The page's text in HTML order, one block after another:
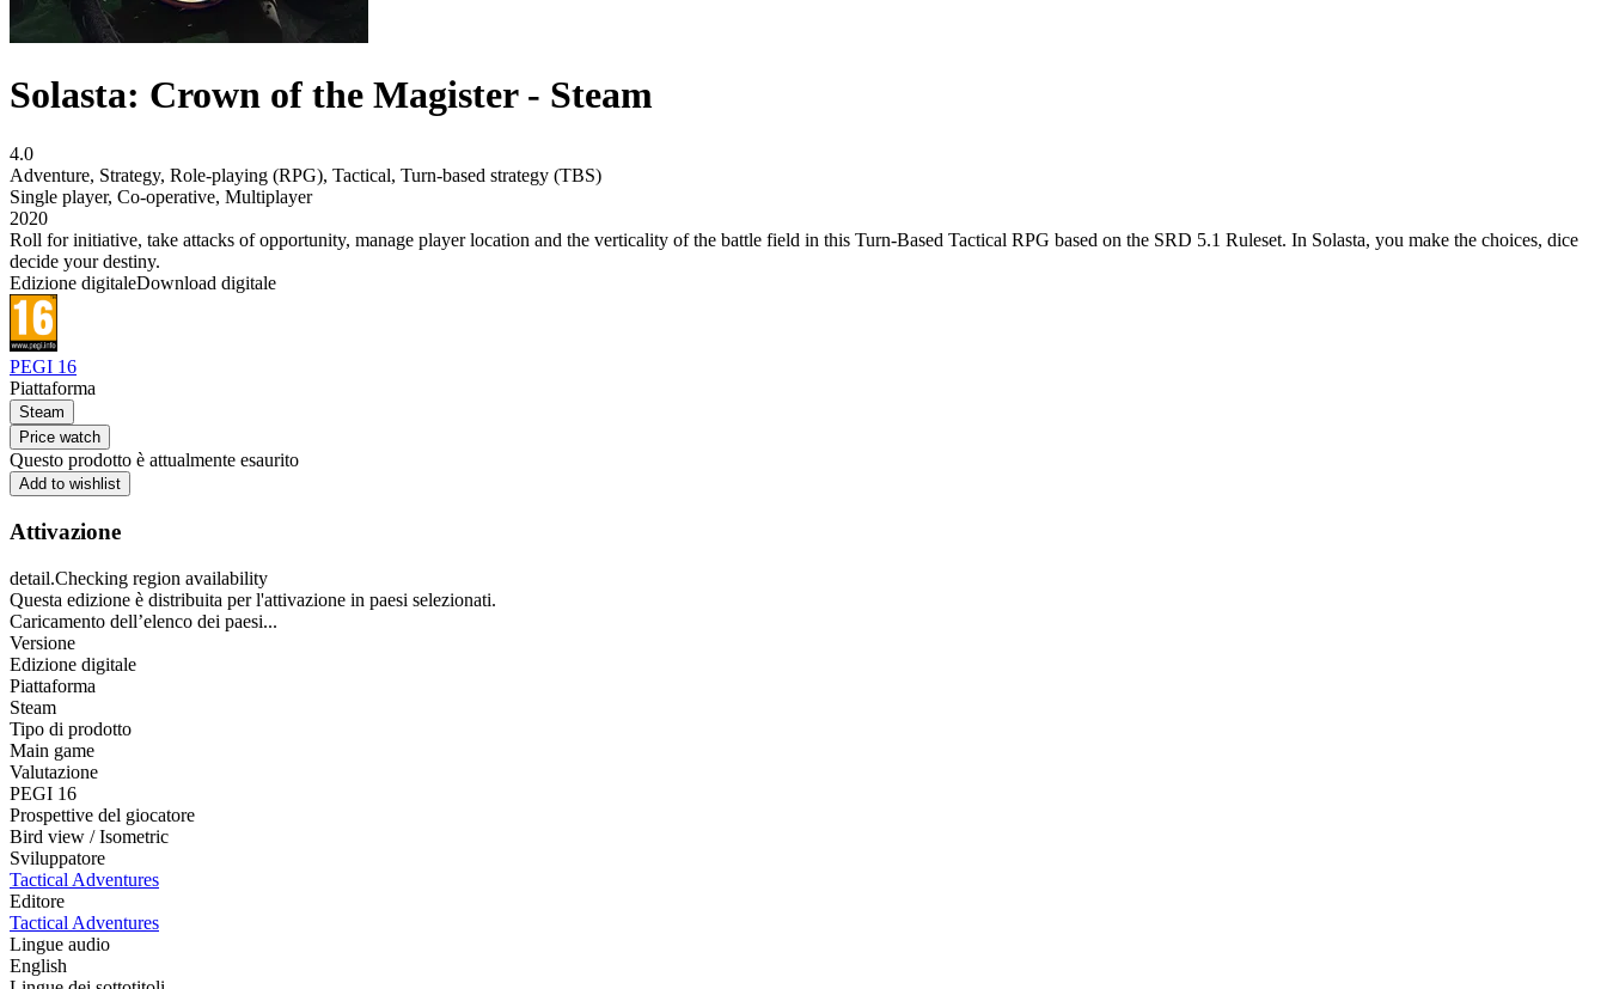
Solasta: Crown of the Magister - Steam
4.0
Adventure, Strategy, Role-playing (RPG), Tactical, Turn-based strategy (TBS)
Single player, Co-operative, Multiplayer
2020
Roll for initiative, take attacks of opportunity, manage player location and the verticality of the battle field in this Turn-Based Tactical RPG based on the SRD 5.1 Ruleset. In Solasta, you make the choices, dice
decide your destiny.
Edizione digitaleDownload digitale
PEGI 16
Piattaforma
Steam
Price watch
Questo prodotto è attualmente esaurito
Add to wishlist
Attivazione
detail.Checking region availability
Questa edizione è distribuita per l'attivazione in paesi selezionati.
Caricamento dell’elenco dei paesi...
Versione
Edizione digitale
Piattaforma
Steam
Tipo di prodotto
Main game
Valutazione
PEGI 16
Prospettive del giocatore
Bird view / Isometric
Sviluppatore
Tactical Adventures
Editore
Tactical Adventures
Lingue audio
English